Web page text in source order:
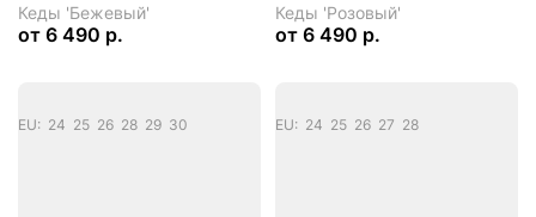
Кеды 'Бежевый'
от 6 490 р.
Кеды 'Розовый'
от 6 490 р.
EU: 24 25 26 28 29 30 EU: 24 25 26 27 28